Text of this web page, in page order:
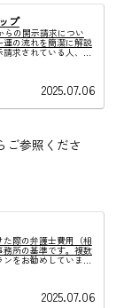
プ
らの開示請求につい
の流れを簡潔に解説
求されている人、実
2025.07.06
ご参照くださ
際の弁護士費用（相
所の基準です。複数
をお勧めしていま
2025.07.06